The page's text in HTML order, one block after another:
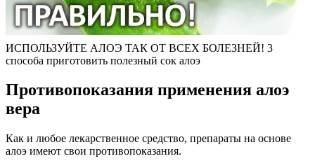
ИСПОЛЬЗУЙТЕ АЛОЭ ТАК ОТ ВСЕХ БОЛЕЗНЕЙ! 3
способа приготовить полезный сок алоэ
Противопоказания применения алоэ
вера
Как и любое лекарственное средство, препараты на основе
алоэ имеют свои противопоказания.